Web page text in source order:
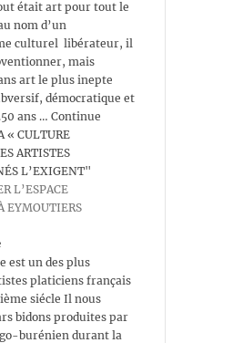
était art pour tout le
nom d’un
culturel libérateur, il
mais
art le plus inepte
démocratique et
ans … Continue
« CULTURE
ARTISTES
L’EXIGENT"
L’ESPACE
EYMOUTIERS
est un des plus
platiciens français
siécle Il nous
bidons produites par
burénien durant la